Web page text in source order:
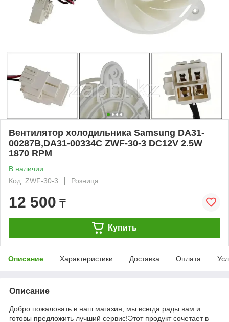
Вентилятор холодильника Samsung DA31-
00287B,DA31-00334C ZWF-30-3 DC12V 2.5W
1870 RPM
В наличии
Код: ZWF-30-3
Розница
12 500 ₸
Купить
Описание Характеристики Доставка Оплата
Описание
Добро пожаловать в наш магазин, мы всегда рады вам и
готовы предложить лучший сервис!Этот продукт сочетает в